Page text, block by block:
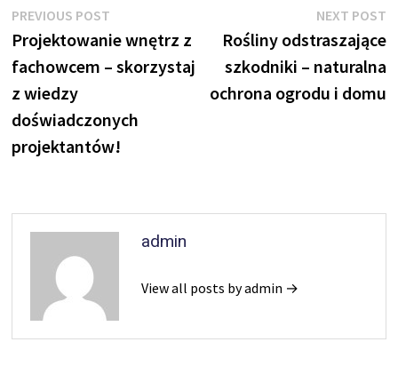
Nawigacja
wpisu
PREVIOUS POST
post:
Projektowanie wnętrz z
fachowcem – skorzystaj
z wiedzy
doświadczonych
projektantów!
NEXT POST
Rośliny odstraszające
szkodniki – naturalna
ochrona ogrodu i domu
admin
View all posts by admin →